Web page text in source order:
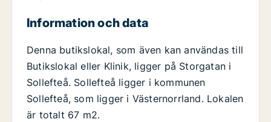
Information och data
Denna butikslokal, som även kan användas till
Butikslokal eller Klinik, ligger på Storgatan i
Sollefteå. Sollefteå ligger i kommunen
Sollefteå, som ligger i Västernorrland. Lokalen
är totalt 67 m2.